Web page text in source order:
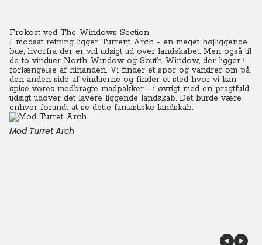
Frokost ved The Windows Section
I modsat retning ligger Turrent Arch - en meget højliggende
bue, hvorfra der er vid udsigt ud over landskabet. Men også til
de to vinduer North Window og South Window, der ligger i
forlængelse af hinanden. Vi finder et spor og vandrer om på
den anden side af vinduerne og finder et sted hvor vi kan
spise vores medbragte madpakker - i øvrigt med en pragtfuld
udsigt udover det lavere liggende landskab. Det burde være
enhver forundt at se dette fantastiske landskab.
Mod Turret Arch